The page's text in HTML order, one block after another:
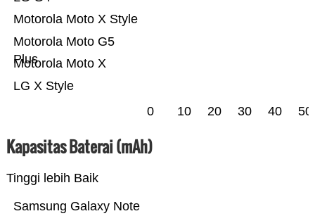
LG X Style
Motorola Moto X
Motorola Moto G5
Plus
Motorola Moto X Style
0 10 20 30 40 50
Kapasitas Baterai (mAh)
Tinggi lebih Baik
Samsung Galaxy Note